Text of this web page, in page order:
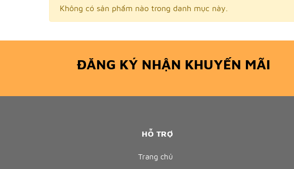
Không có sản phẩm nào trong danh mục này.
ĐĂNG KÝ NHẬN KHUYẾN MÃI
HỖ TRỢ
Trang chủ